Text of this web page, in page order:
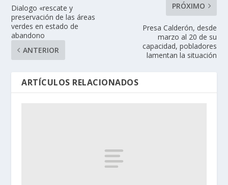
Dialogo «rescate y
preservación de las áreas
verdes en estado de
abandono
ANTERIOR
PRÓXIMO
Presa Calderón, desde
marzo al 20 de su
capacidad, pobladores
lamentan la situación
ARTÍCULOS RELACIONADOS